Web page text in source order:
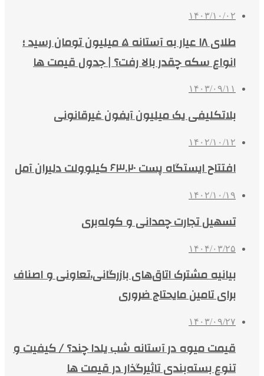
۱۴۰۳/۱۰/۰۲
طلای ۱۸ عیار به آستانه ۵ میلیون تومان رسید ؛
انواع سکه چقدر بالا رفت؟ | جدول قیمت ها
۱۴۰۳/۰۹/۱۱
بلاتکلیفی یک میلیون آیفون غیرقانونی
۱۴۰۲/۱۰/۱۲
افتتاح ایستگاه پست ۶۳.۲۰ کیلوولت دلیران آمل
۱۴۰۲/۱۰/۱۹
تسهیل تجارت چمدانی و کوله‌بری
۱۴۰۴/۰۳/۲۵
بیانیه مشترک اتاق‌های بازرگانی،تعاونی و اصناف
برای تامین مایحتاج ضروری
۱۴۰۳/۰۹/۲۷
قیمت میوه در آستانه شب یلدا چند؟ / کیفیت و
تنوع بسته‌بندی‌ تاثیرگذار در قیمت ها